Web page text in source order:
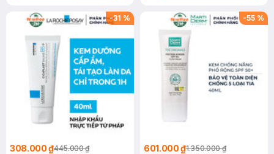
-31 %
308.000 ₫445.000 ₫
-55 %
601.000 ₫1.350.000 ₫